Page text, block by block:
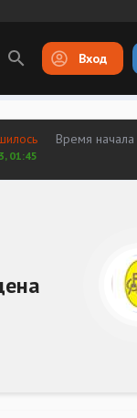
Вход
Время начала
01:45